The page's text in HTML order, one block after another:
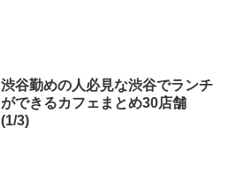
渋谷勤めの人必見な渋谷でランチ
ができるカフェまとめ30店舗
(1/3)